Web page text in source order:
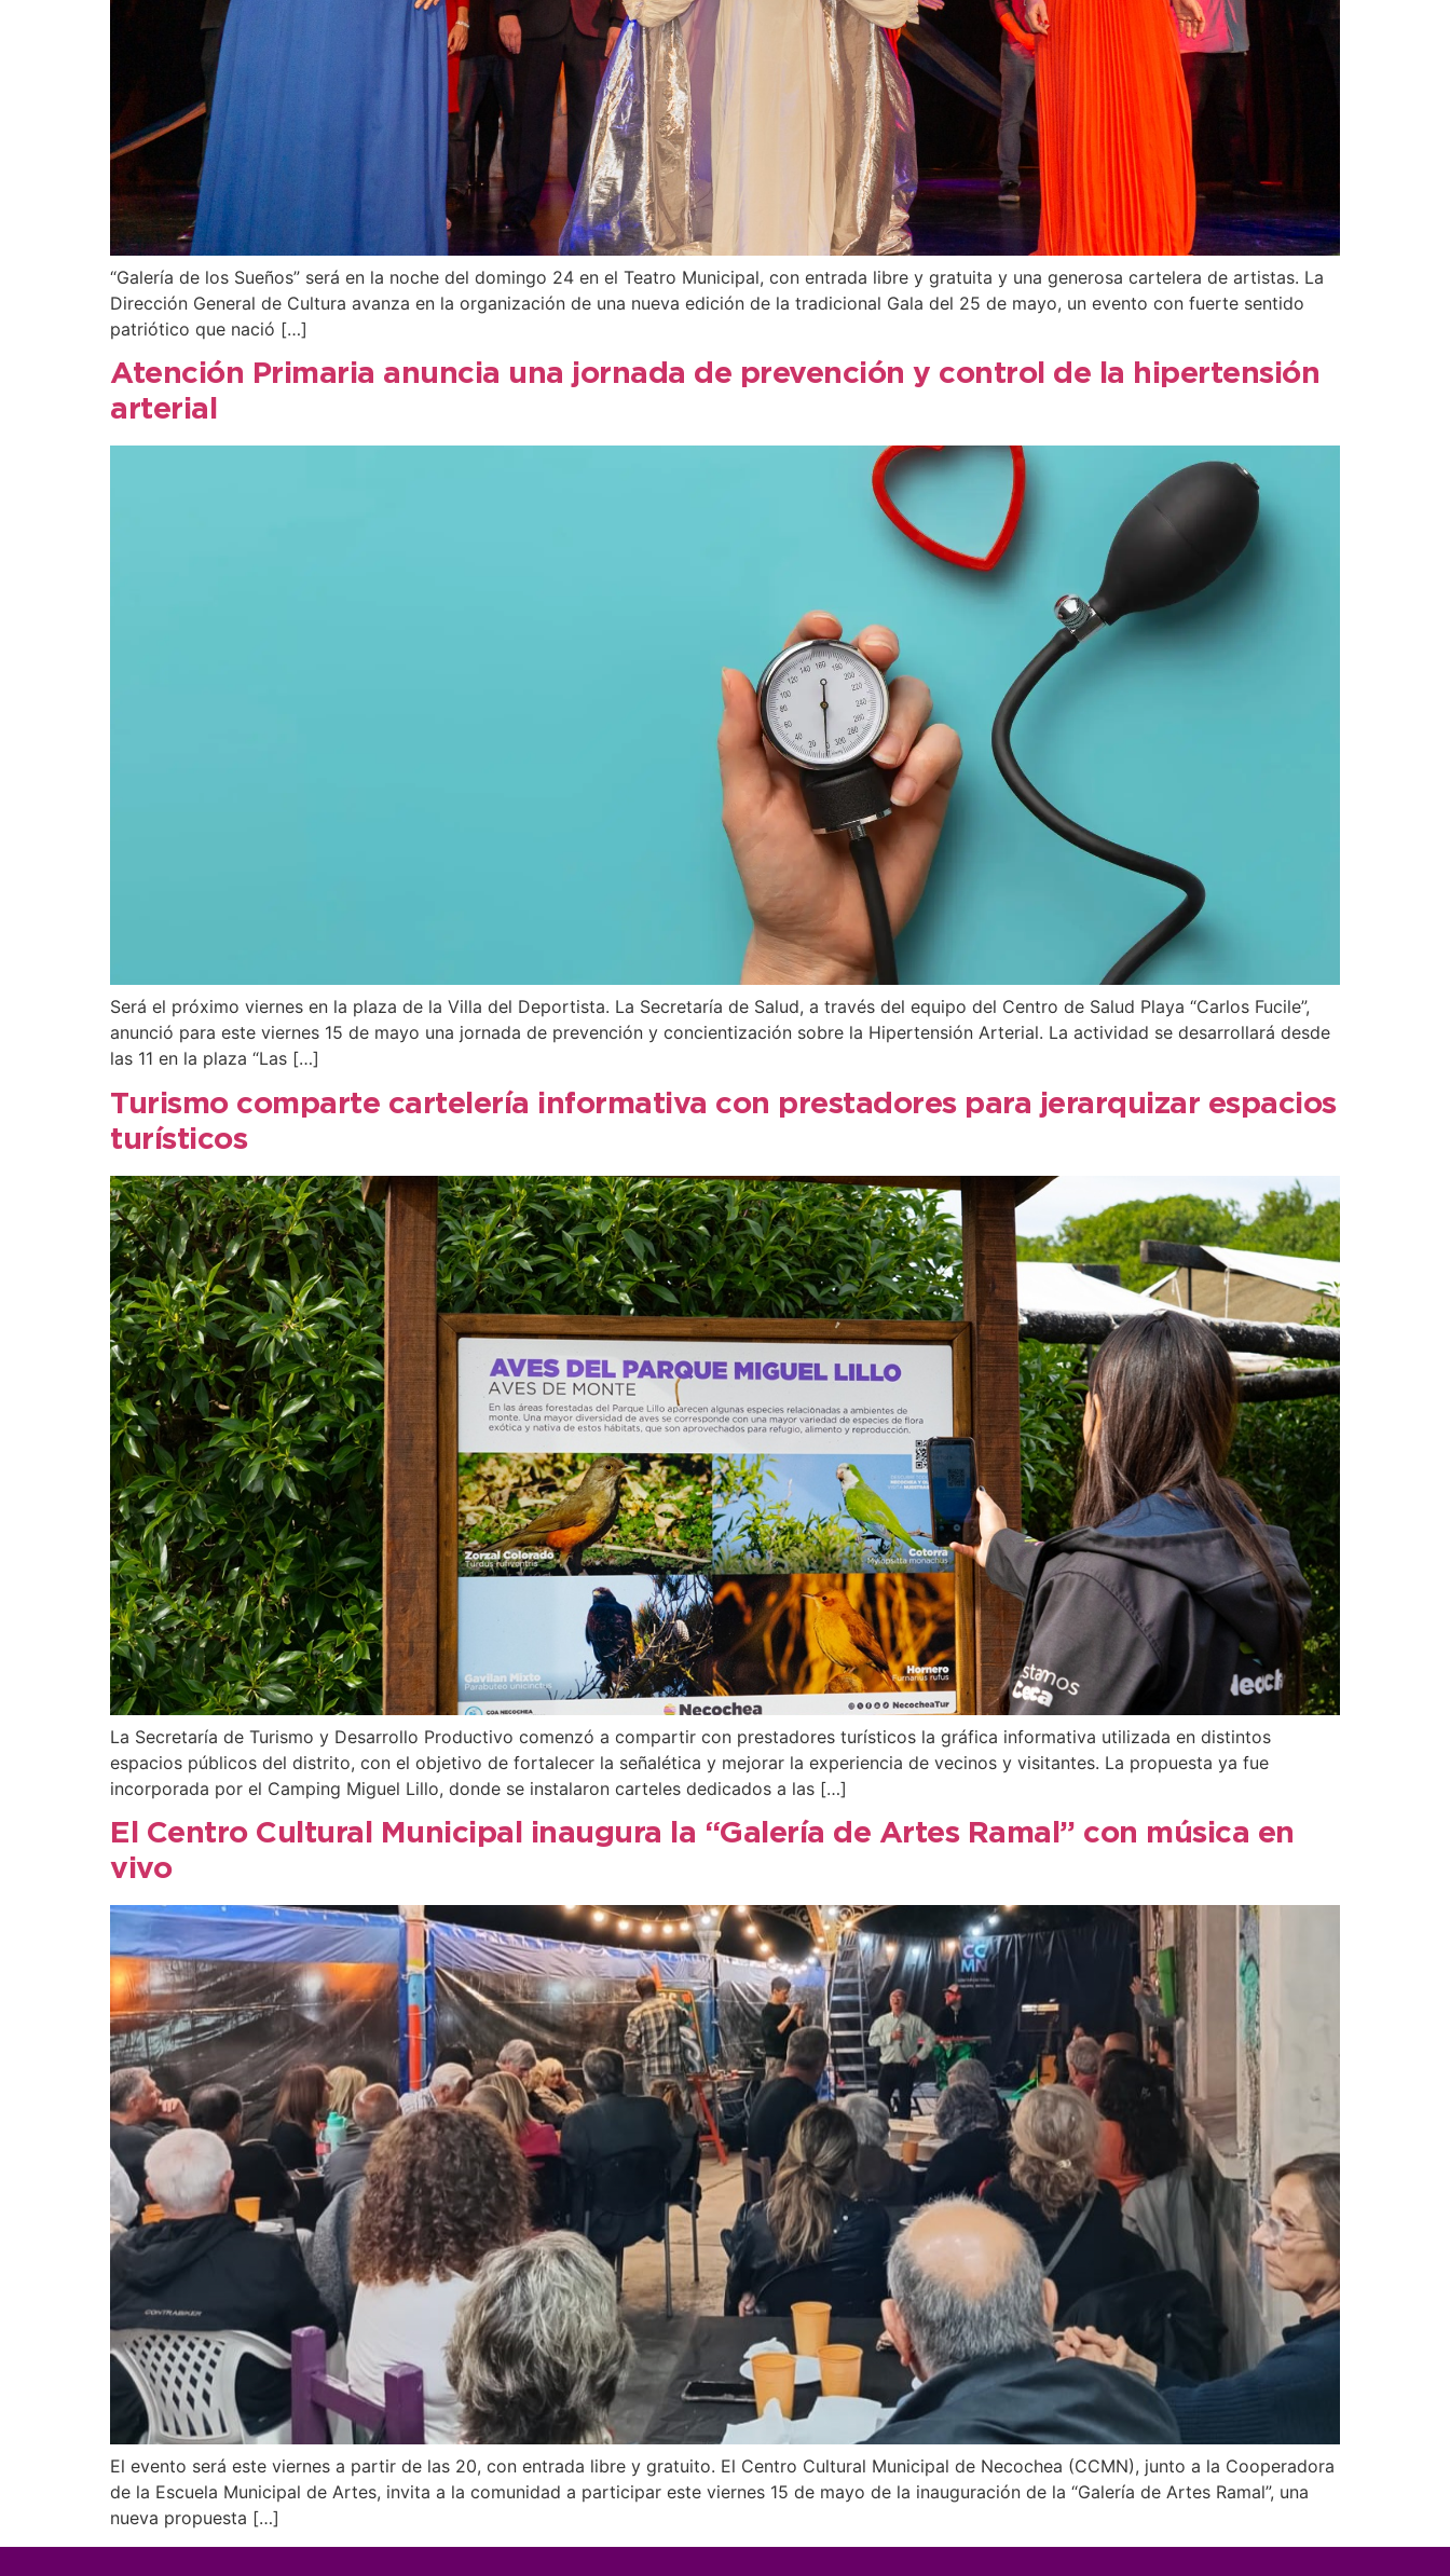
“Galería de los Sueños” será en la noche del domingo 24 en el Teatro Municipal, con entrada libre y gratuita y una generosa cartelera de artistas. La
Dirección General de Cultura avanza en la organización de una nueva edición de la tradicional Gala del 25 de mayo, un evento con fuerte sentido
patriótico que nació […]
Atención Primaria anuncia una jornada de prevención y control de la hipertensión
arterial
Será el próximo viernes en la plaza de la Villa del Deportista. La Secretaría de Salud, a través del equipo del Centro de Salud Playa “Carlos Fucile”,
anunció para este viernes 15 de mayo una jornada de prevención y concientización sobre la Hipertensión Arterial. La actividad se desarrollará desde
las 11 en la plaza “Las […]
Turismo comparte cartelería informativa con prestadores para jerarquizar espacios
turísticos
La Secretaría de Turismo y Desarrollo Productivo comenzó a compartir con prestadores turísticos la gráfica informativa utilizada en distintos
espacios públicos del distrito, con el objetivo de fortalecer la señalética y mejorar la experiencia de vecinos y visitantes. La propuesta ya fue
incorporada por el Camping Miguel Lillo, donde se instalaron carteles dedicados a las […]
El Centro Cultural Municipal inaugura la “Galería de Artes Ramal” con música en
vivo
El evento será este viernes a partir de las 20, con entrada libre y gratuito. El Centro Cultural Municipal de Necochea (CCMN), junto a la Cooperadora
de la Escuela Municipal de Artes, invita a la comunidad a participar este viernes 15 de mayo de la inauguración de la “Galería de Artes Ramal”, una
nueva propuesta […]